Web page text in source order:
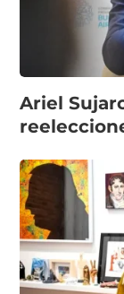
Ariel